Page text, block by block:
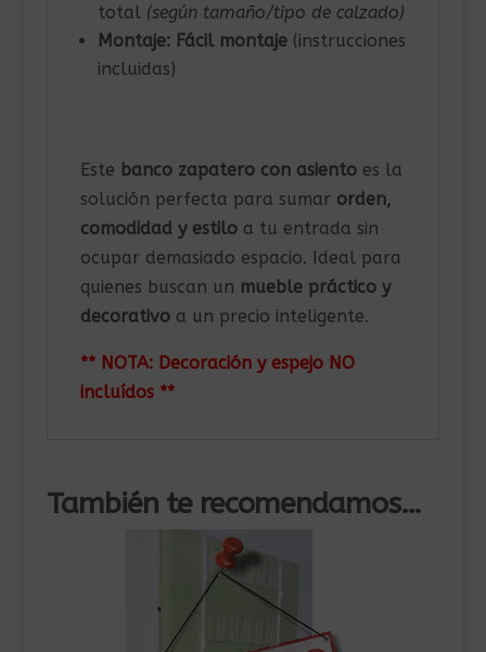
total (según tamaño/tipo de calzado)
Montaje: Fácil montaje(instrucciones
incluidas)
Este banco zapatero con asientoes la
solución perfecta para sumar orden,
comodidad y estiloa tu entrada sin
ocupar demasiado espacio. Ideal para
quienes buscan un mueble práctico y
decorativoa un precio inteligente.
** NOTA: Decoración y espejo NO
incluídos **
También te recomendamos…